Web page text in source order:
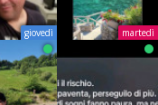
giovedì martedì